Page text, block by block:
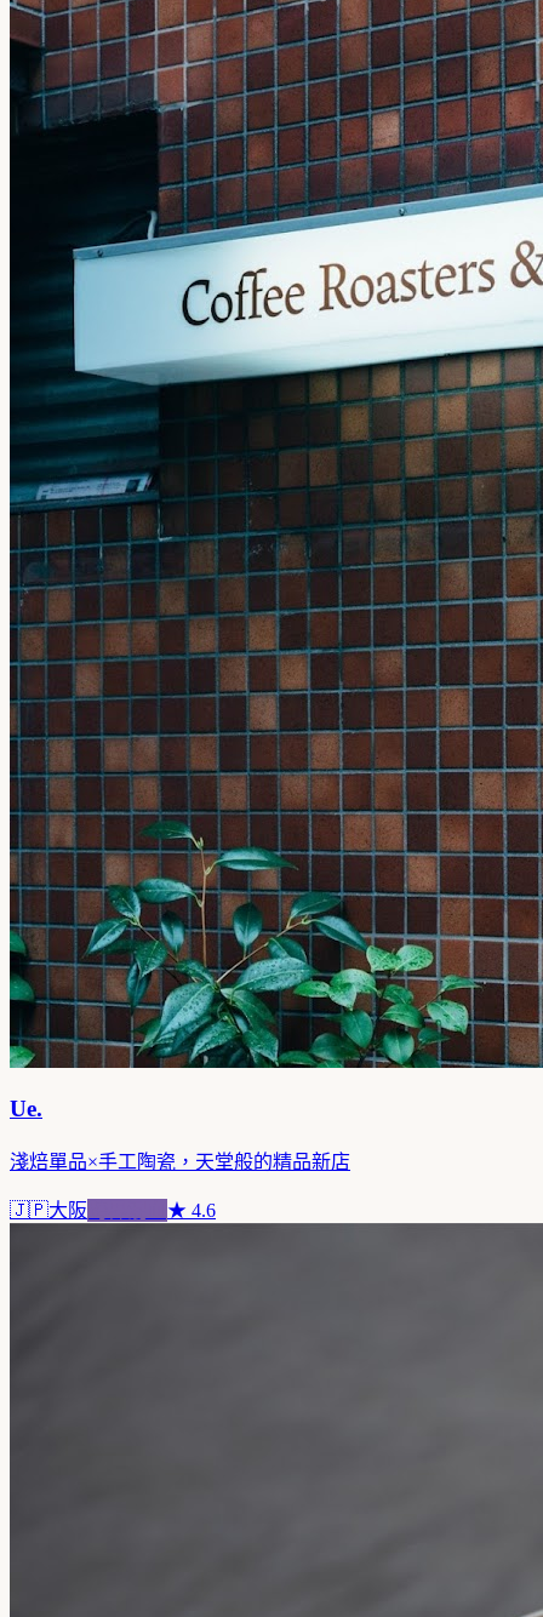
Ue.
淺焙單品×手工陶瓷，天堂般的精品新店
🇯🇵大阪 ★ 4.6